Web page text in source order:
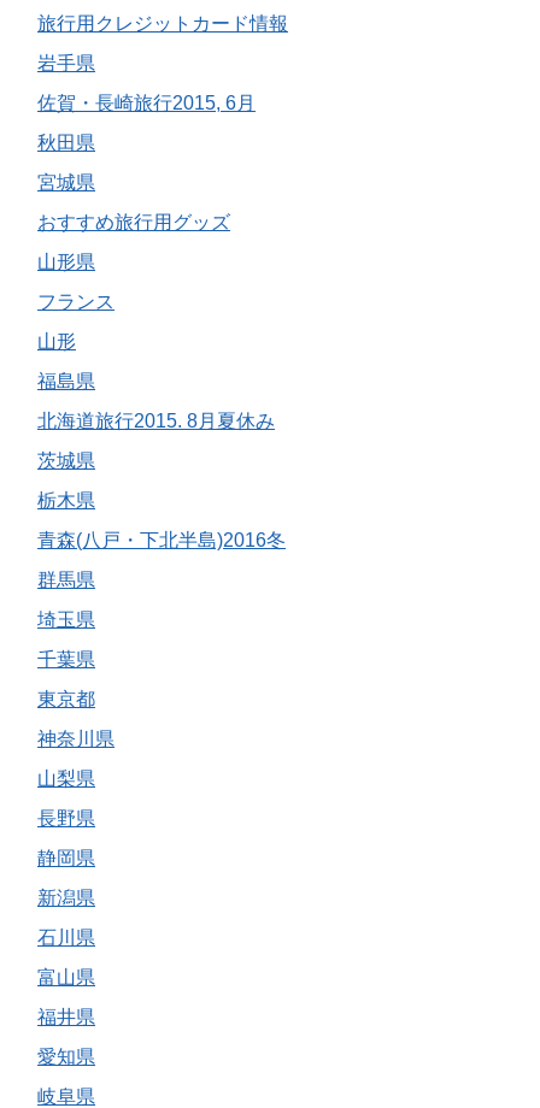
旅行用クレジットカード情報
岩手県
佐賀・長崎旅行2015, 6月
秋田県
宮城県
おすすめ旅行用グッズ
山形県
フランス
山形
福島県
北海道旅行2015. 8月夏休み
茨城県
栃木県
青森(八戸・下北半島)2016冬
群馬県
埼玉県
千葉県
東京都
神奈川県
山梨県
長野県
静岡県
新潟県
石川県
富山県
福井県
愛知県
岐阜県